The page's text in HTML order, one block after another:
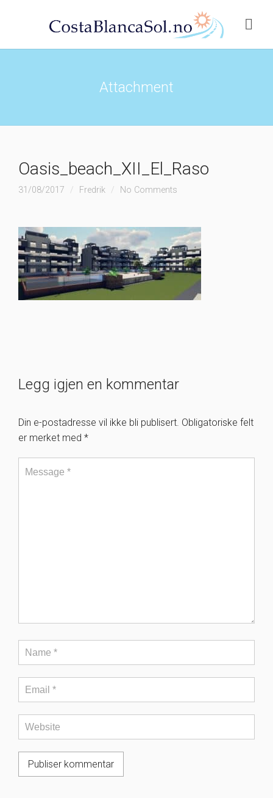
Attachment
Oasis_beach_XII_El_Raso
31/08/2017 Fredrik No Comments
Legg igjen en kommentar
Din e-postadresse vil ikke bli publisert. Obligatoriske felt
er merket med *